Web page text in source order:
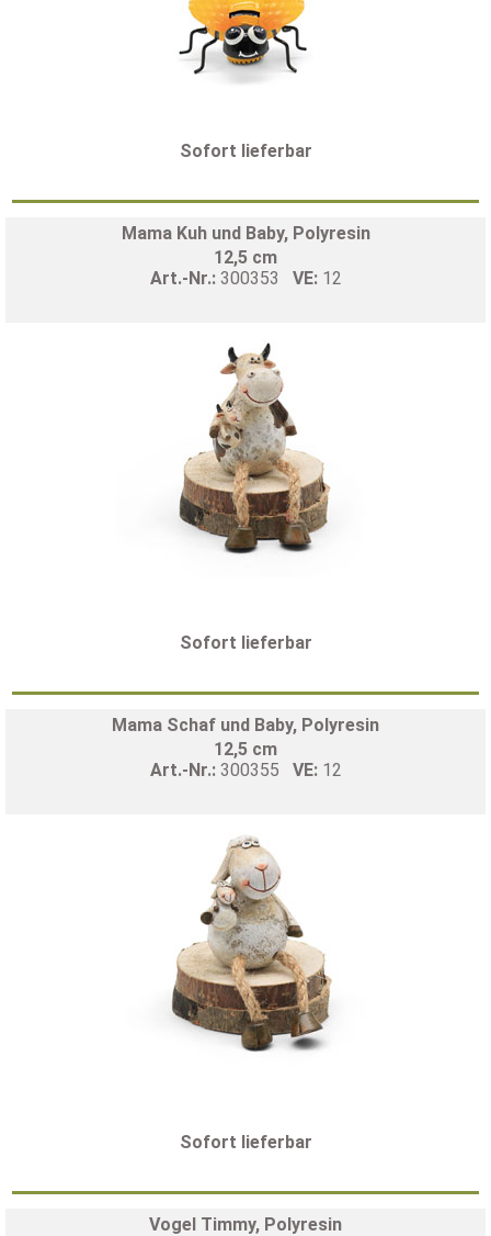
Sofort lieferbar
Mama Kuh und Baby, Polyresin
12,5 cm
Art.-Nr.: 300353 VE: 12
Sofort lieferbar
Mama Schaf und Baby, Polyresin
12,5 cm
Art.-Nr.: 300355 VE: 12
Sofort lieferbar
Vogel Timmy, Polyresin